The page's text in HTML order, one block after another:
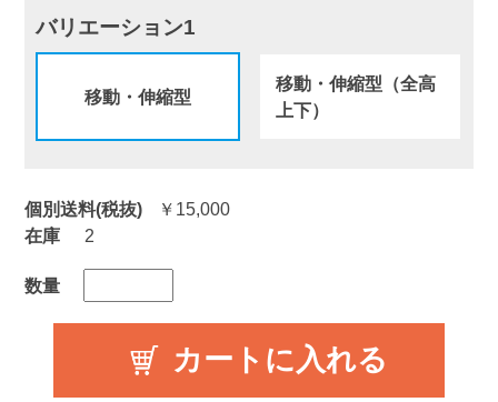
個別送料(税抜) ￥15,000
バリエーション1
移動・伸縮型
移動・伸縮型（全高
上下）
在庫 2
数量